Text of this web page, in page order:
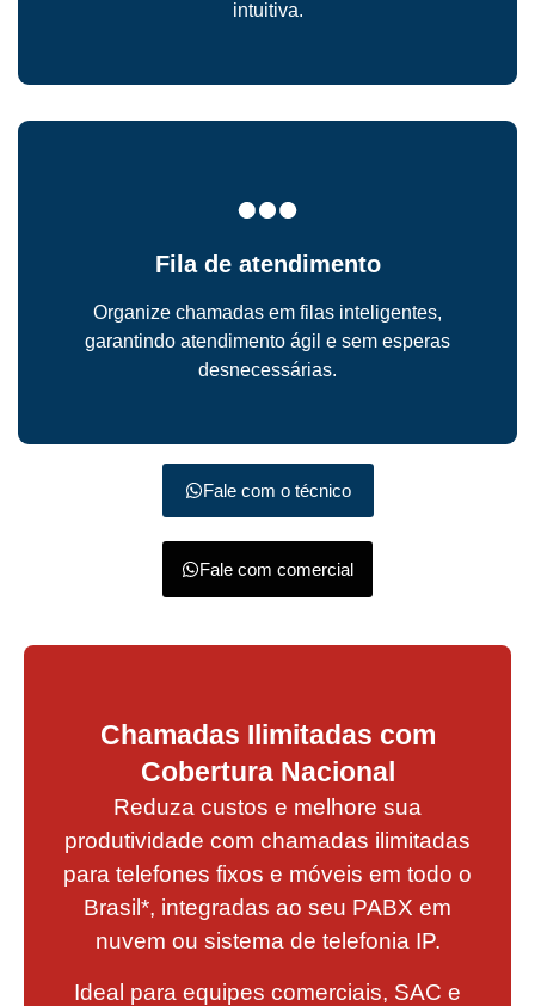
intuitiva.
Fila de atendimento
Organize chamadas em filas inteligentes,
garantindo atendimento ágil e sem esperas
desnecessárias.
Fale com o técnico
Fale com comercial
Chamadas Ilimitadas com
Cobertura Nacional
Reduza custos e melhore sua
produtividade com chamadas ilimitadas
para telefones fixos e móveis em todo o
Brasil*, integradas ao seu PABX em
nuvem ou sistema de telefonia IP.
Ideal para equipes comerciais, SAC e